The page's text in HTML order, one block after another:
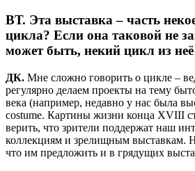
ВТ. Эта выставка – часть
цикла? Если она таковой не
может быть, некий цикл из
ДК. Мне сложно говорить о цикле –
регулярно делаем проекты на тему
века (например, недавно у нас была
costume. Картины жизни конца XVIII
верить, что зрители поддержат наш
коллекциям и зрелищным выставкам.
что им предложить и в грядущих